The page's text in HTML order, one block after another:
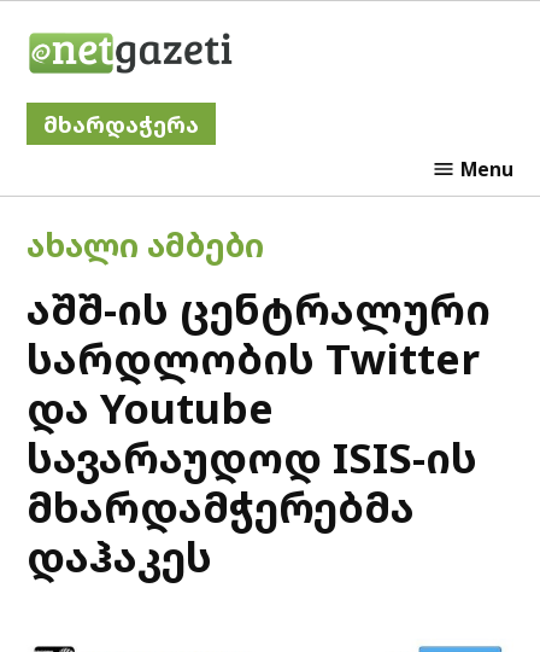
მხარდაჭერა
Menu
POSTED
IN
ᲐᲮᲐᲚᲘ ᲐᲛᲑᲔᲑᲘ
აშშ-ის ცენტრალური
სარდლობის Twitter
და Youtube
სავარაუდოდ ISIS-ის
მხარდამჭერებმა
დაჰაკეს